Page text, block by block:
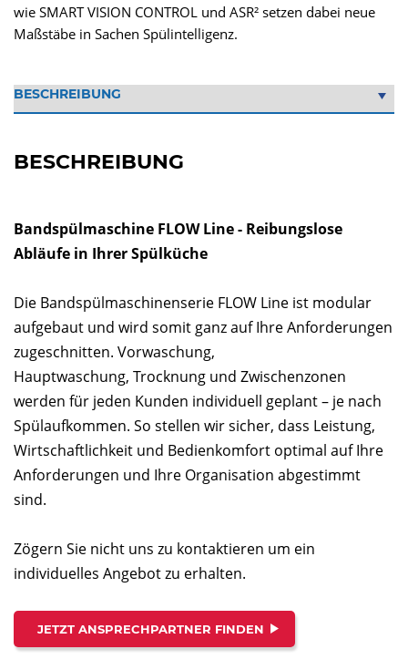
wie SMART VISION CONTROL und ASR² setzen dabei neue
Maßstäbe in Sachen Spülintelligenz.
BESCHREIBUNG
Bandspülmaschine FLOW Line - Reibungslose
Abläufe in Ihrer Spülküche
Die Bandspülmaschinenserie FLOW Line ist modular
aufgebaut und wird somit ganz auf Ihre Anforderungen
zugeschnitten. Vorwaschung,
Hauptwaschung, Trocknung und Zwischenzonen
werden für jeden Kunden individuell geplant – je nach
Spülaufkommen. So stellen wir sicher, dass Leistung,
Wirtschaftlichkeit und Bedienkomfort optimal auf Ihre
Anforderungen und Ihre Organisation abgestimmt
sind.
Zögern Sie nicht uns zu kontaktieren um ein
individuelles Angebot zu erhalten.
JETZT ANSPRECHPARTNER FINDEN